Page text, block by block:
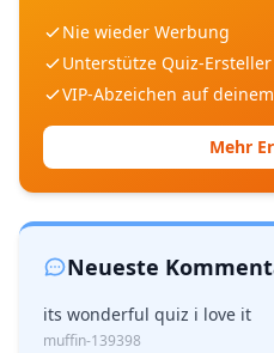
Nie wieder Werbung
Unterstütze Quiz-Ersteller
VIP-Abzeichen auf
Mehr
Neueste
its wonderful quiz i love it
muffin-139398